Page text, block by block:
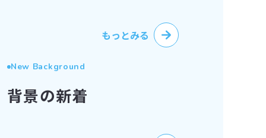
もっとみる
New Background
背景の新着